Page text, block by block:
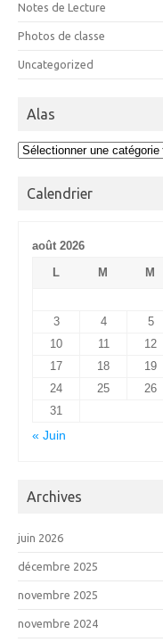
Notes de Lecture
Photos de classe
Uncategorized
Alas
Alas
Calendrier
août 2026
L
M M
3
4 5
10
11 12
17
18 19
24
25 26
31
« Juin
Archives
juin 2026
décembre 2025
novembre 2025
novembre 2024